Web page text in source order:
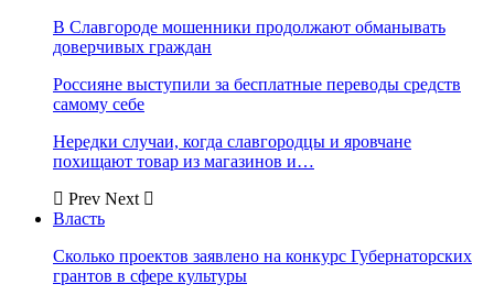
В Славгороде мошенники продолжают обманывать
доверчивых граждан
Россияне выступили за бесплатные переводы средств
самому себе
Нередки случаи, когда славгородцы и яровчане
похищают товар из магазинов и…
Prev Next
Власть
Сколько проектов заявлено на конкурс Губернаторских
грантов в сфере культуры